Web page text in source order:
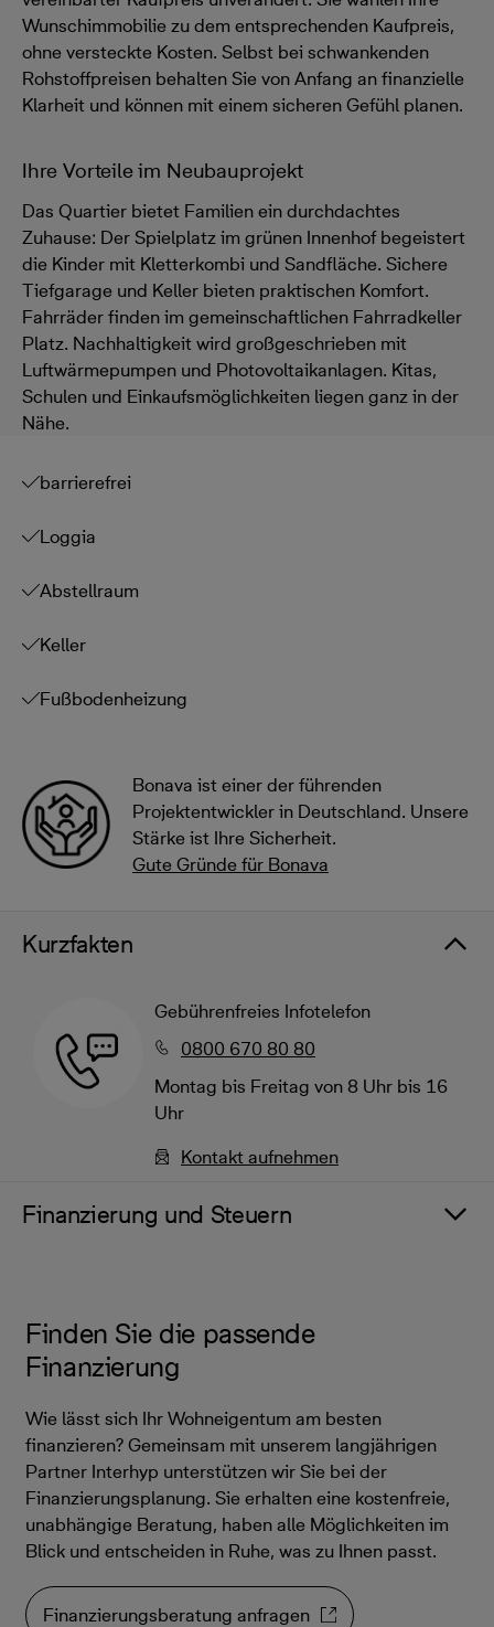
Wunschimmobilie zu dem entsprechenden Kaufpreis,
ohne versteckte Kosten. Selbst bei schwankenden
Rohstoffpreisen behalten Sie von Anfang an finanzielle
Klarheit und können mit einem sicheren Gefühl planen.
Ihre Vorteile im Neubauprojekt
Das Quartier bietet Familien ein durchdachtes
Zuhause: Der Spielplatz im grünen Innenhof begeistert
die Kinder mit Kletterkombi und Sandfläche. Sichere
Tiefgarage und Keller bieten praktischen Komfort.
Fahrräder finden im gemeinschaftlichen Fahrradkeller
Platz. Nachhaltigkeit wird großgeschrieben mit
Luftwärmepumpen und Photovoltaikanlagen. Kitas,
Schulen und Einkaufsmöglichkeiten liegen ganz in der
Nähe.
barrierefrei
Loggia
Abstellraum
Keller
Fußbodenheizung
Bonava ist einer der führenden
Projektentwickler in Deutschland. Unsere
Stärke ist Ihre Sicherheit.
Gute Gründe für Bonava
Kurzfakten
Gebührenfreies Infotelefon
0800 670 80 80
Montag bis Freitag von 8 Uhr bis 16
Uhr
Kontakt aufnehmen
Finanzierung und Steuern
Finden Sie die passende
Finanzierung
Wie lässt sich Ihr Wohneigentum am besten
finanzieren? Gemeinsam mit unserem langjährigen
Partner Interhyp unterstützen wir Sie bei der
Finanzierungsplanung. Sie erhalten eine kostenfreie,
unabhängige Beratung, haben alle Möglichkeiten im
Blick und entscheiden in Ruhe, was zu Ihnen passt.
Finanzierungsberatung anfragen